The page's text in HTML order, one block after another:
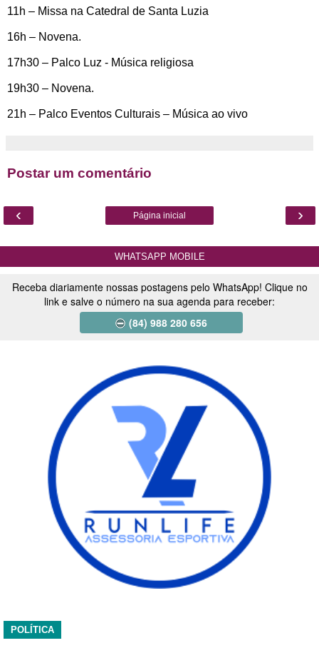
11h – Missa na Catedral de Santa Luzia
16h – Novena.
17h30 – Palco Luz - Música religiosa
19h30 – Novena.
21h – Palco Eventos Culturais – Música ao vivo
Postar um comentário
‹ ›
Página inicial
WHATSAPP MOBILE
Receba diariamente nossas postagens pelo WhatsApp! Clique no
link e salve o número na sua agenda para receber:
(84) 988 280 656
POLÍTICA